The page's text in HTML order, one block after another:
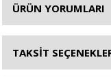
ÜRÜN YORUMLARI
TAKSİT